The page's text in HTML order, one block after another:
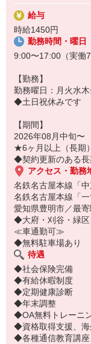
給与
時給1450円
勤務時間・曜日
9:00〜17:00（実働
【勤務】
勤務曜日：月火水
◆土日祝休みです
【期間】
2026年08月中旬〜
★6ヶ月以上（長期）
◆契約更新のある長
アクセス・勤務
名鉄名古屋本線「
名鉄名古屋本線「
愛知県豊明市／最
◆大府・刈谷・緑
≪車通勤可≫
◆無料駐車場あり
待遇
◆社会保険完備
◆有給休暇制度
◆定期健康診断
◆年末調整
◆OA無料トレーニ
◆資格取得支援、海
◆各種通信教育講座